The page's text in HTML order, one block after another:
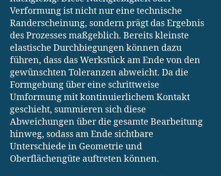
Verformung ist nicht nur eine technische
Randerscheinung, sondern prägt das Ergebnis
des Prozesses maßgeblich. Bereits kleinste
elastische Durchbiegungen können dazu
führen, dass das Werkstück am Ende von den
gewünschten Toleranzen abweicht. Da die
Formgebung über eine schrittweise
Umformung mit kontinuierlichem Kontakt
geschieht, summieren sich diese
Abweichungen über die gesamte Bearbeitung
hinweg, sodass am Ende sichtbare
Unterschiede in Geometrie und
Oberflächengüte auftreten können.